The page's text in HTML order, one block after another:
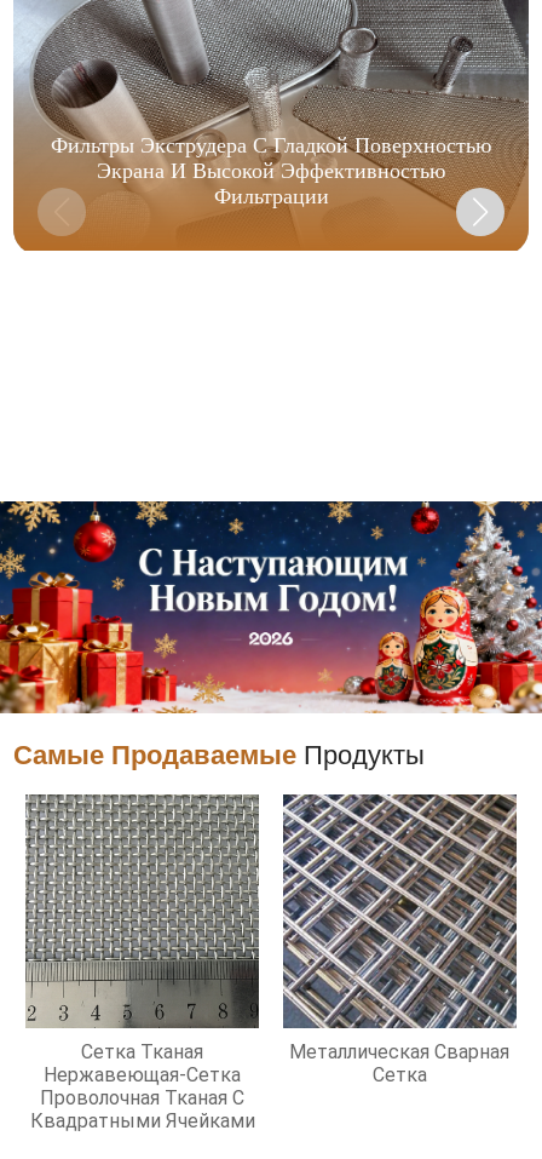
Фильтры Экструдера С Гладкой Поверхностью
Экрана И Высокой Эффективностью
Фильтрации
Самые Продаваемые Продукты
Сетка Тканая
Нержавеющая-Сетка
Проволочная Тканая С
Квадратными Ячейками
Металлическая Сварная
Сетка